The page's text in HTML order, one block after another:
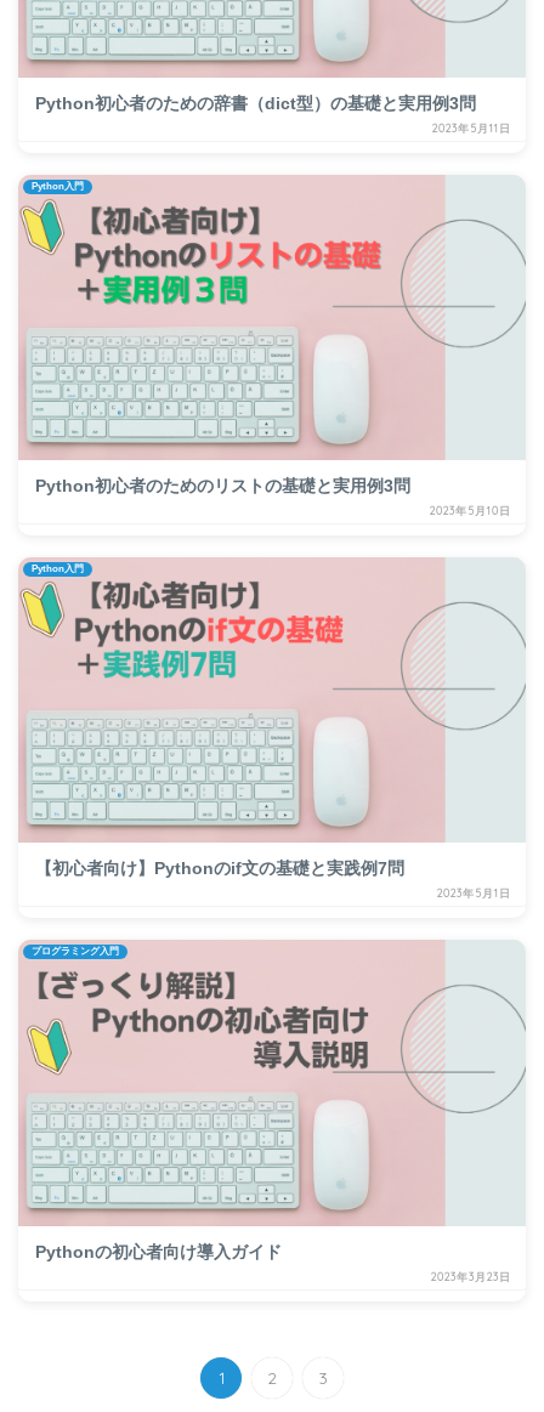
Python初心者のための辞書（dict型）の基礎と実用例3問
2023年5月11日
Python入門
Python初心者のためのリストの基礎と実用例3問
2023年5月10日
Python入門
【初心者向け】Pythonのif文の基礎と実践例7問
2023年5月1日
プログラミング入門
Pythonの初心者向け導入ガイド
2023年3月23日
1 2 3